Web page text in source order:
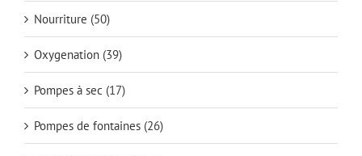
Nourriture (50)
Oxygenation (39)
Pompes à sec (17)
Pompes de fontaines (26)